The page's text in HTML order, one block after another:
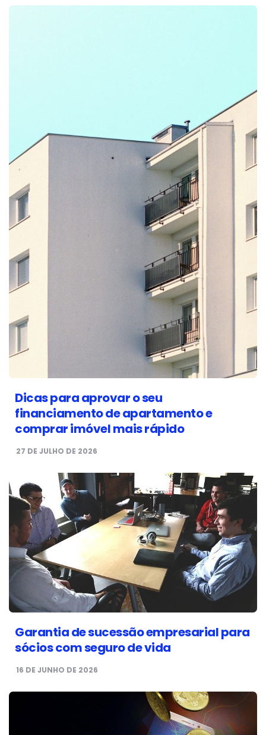
Dicas para aprovar o seu
financiamento de apartamento e
comprar imóvel mais rápido
27 DE JULHO DE 2026
Garantia de sucessão empresarial para
sócios com seguro de vida
16 DE JUNHO DE 2026